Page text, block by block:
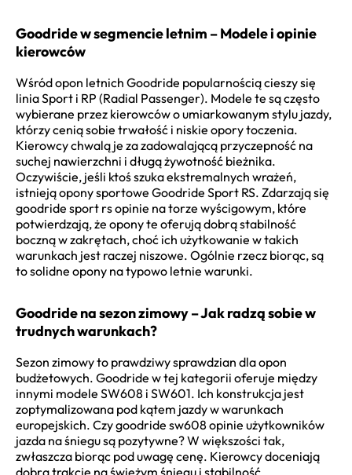
Goodride w segmencie letnim – Modele i opinie
kierowców
Wśród opon letnich Goodride popularnością cieszy się
linia Sport i RP (Radial Passenger). Modele te są często
wybierane przez kierowców o umiarkowanym stylu jazdy,
którzy cenią sobie trwałość i niskie opory toczenia.
Kierowcy chwalą je za zadowalającą przyczepność na
suchej nawierzchni i długą żywotność bieżnika.
Oczywiście, jeśli ktoś szuka ekstremalnych wrażeń,
istnieją opony sportowe Goodride Sport RS. Zdarzają się
goodride sport rs opinie na torze wyścigowym, które
potwierdzają, że opony te oferują dobrą stabilność
boczną w zakrętach, choć ich użytkowanie w takich
warunkach jest raczej niszowe. Ogólnie rzecz biorąc, są
to solidne opony na typowo letnie warunki.
Goodride na sezon zimowy – Jak radzą sobie w
trudnych warunkach?
Sezon zimowy to prawdziwy sprawdzian dla opon
budżetowych. Goodride w tej kategorii oferuje między
innymi modele SW608 i SW601. Ich konstrukcja jest
zoptymalizowana pod kątem jazdy w warunkach
europejskich. Czy goodride sw608 opinie użytkowników
jazda na śniegu są pozytywne? W większości tak,
zwłaszcza biorąc pod uwagę cenę. Kierowcy doceniają
dobrą trakcję na świeżym śniegu i stabilność.